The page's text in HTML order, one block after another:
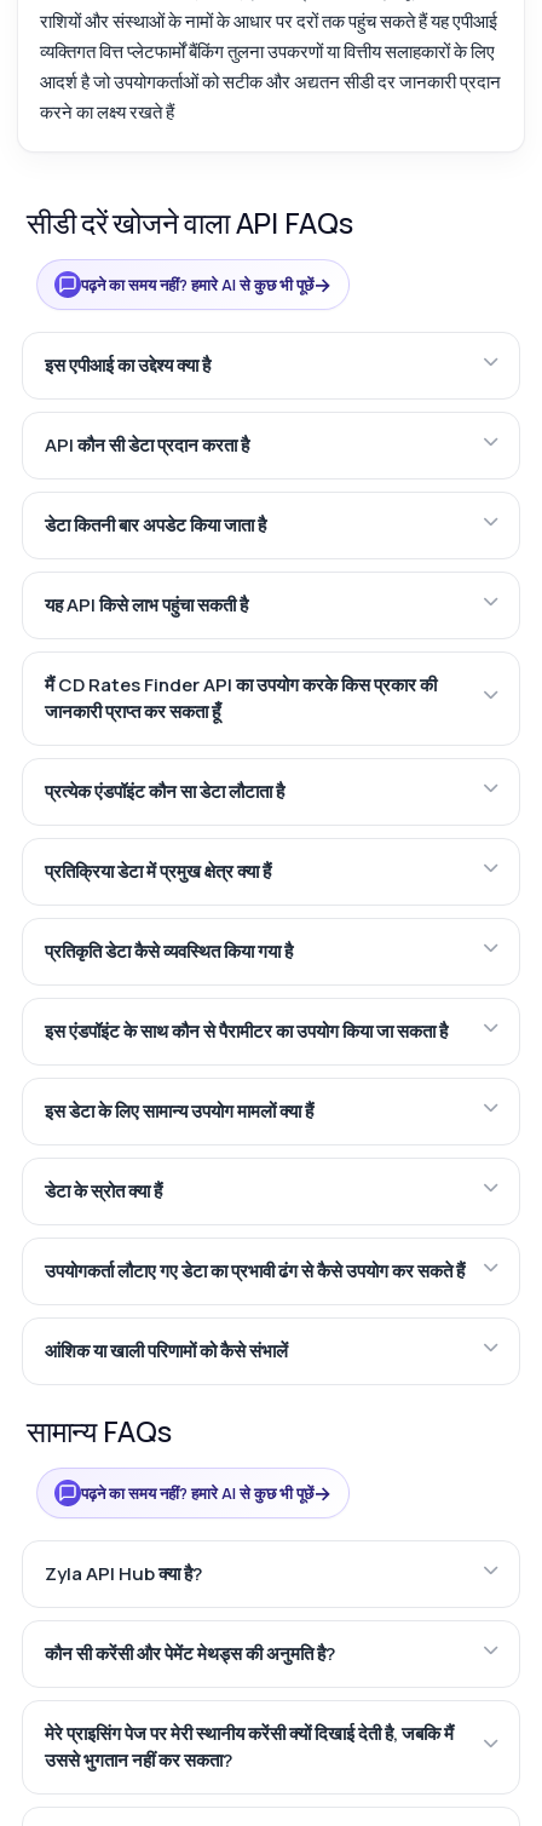
राशियों और संस्थाओं के नामों के आधार पर दरों तक पहुंच सकते हैं यह एपीआई
व्यक्तिगत वित्त प्लेटफार्मों बैंकिंग तुलना उपकरणों या वित्तीय सलाहकारों के लिए
आदर्श है जो उपयोगकर्ताओं को सटीक और अद्यतन सीडी दर जानकारी प्रदान
करने का लक्ष्य रखते हैं
सीडी दरें खोजने वाला API FAQs
पढ़ने का समय नहीं? हमारे AI से कुछ भी पूछें→
इस एपीआई का उद्देश्य क्या है
API कौन सी डेटा प्रदान करता है
डेटा कितनी बार अपडेट किया जाता है
यह API किसे लाभ पहुंचा सकती है
मैं CD Rates Finder API का उपयोग करके किस प्रकार की
जानकारी प्राप्त कर सकता हूँ
प्रत्येक एंडपॉइंट कौन सा डेटा लौटाता है
प्रतिक्रिया डेटा में प्रमुख क्षेत्र क्या हैं
प्रतिकृति डेटा कैसे व्यवस्थित किया गया है
इस एंडपॉइंट के साथ कौन से पैरामीटर का उपयोग किया जा सकता है
इस डेटा के लिए सामान्य उपयोग मामलों क्या हैं
डेटा के स्रोत क्या हैं
उपयोगकर्ता लौटाए गए डेटा का प्रभावी ढंग से कैसे उपयोग कर सकते हैं
आंशिक या खाली परिणामों को कैसे संभालें
सामान्य FAQs
पढ़ने का समय नहीं? हमारे AI से कुछ भी पूछें→
Zyla API Hub क्या है?
कौन सी करेंसी और पेमेंट मेथड्स की अनुमति है?
मेरे प्राइसिंग पेज पर मेरी स्थानीय करेंसी क्यों दिखाई देती है, जबकि मैं
उससे भुगतान नहीं कर सकता?